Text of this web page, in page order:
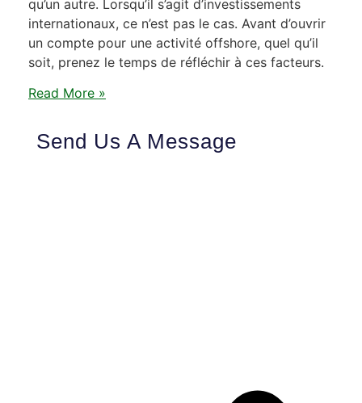
qu’un autre. Lorsqu’il s’agit d’investissements
internationaux, ce n’est pas le cas. Avant d’ouvrir
un compte pour une activité offshore, quel qu’il
soit, prenez le temps de réfléchir à ces facteurs.
Read More »
Send Us A Message